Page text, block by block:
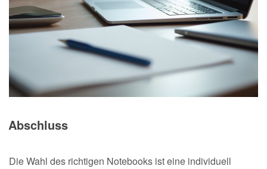
Abschluss
Die Wahl des richtigen Notebooks ist eine individuell